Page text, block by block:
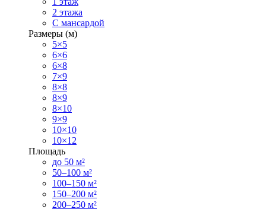
2 этажа
С мансардой
Размеры (м)
5×5
6×6
6×8
7×9
8×8
8×9
8×10
9×9
10×10
10×12
Площадь
до 50 м²
50–100 м²
100–150 м²
150–200 м²
200–250 м²